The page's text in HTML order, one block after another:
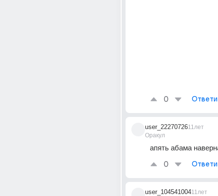
0
user_22270726
Оракул
11лет
апять абама
0
user_10454100411лет